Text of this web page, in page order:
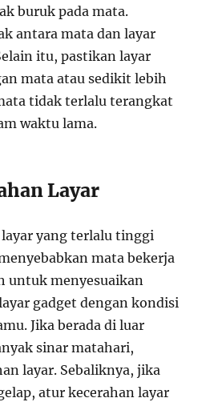
buruk pada mata.
antara mata dan layar
itu, pastikan layar
mata atau sedikit lebih
tidak terlalu terangkat
waktu lama.
Layar
yang terlalu tinggi
mata bekerja
untuk menyesuaikan
gadget dengan kondisi
Jika berada di luar
sinar matahari,
layar. Sebaliknya, jika
atur kecerahan layar